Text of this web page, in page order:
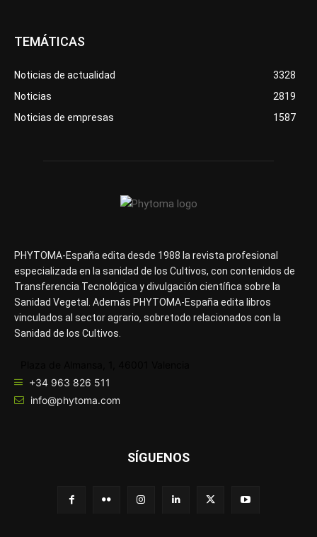
TEMÁTICAS
Noticias de actualidad
3328
Noticias
2819
Noticias de empresas
1587
PHYTOMA-España edita desde 1988 la revista profesional
especializada en la sanidad de los Cultivos, con contenidos de
Transferencia Tecnológica y divulgación científica sobre la
Sanidad Vegetal. Además PHYTOMA-España edita libros
vinculados al sector agrario, sobretodo relacionados con la
Sanidad de los Cultivos.
+34 963 826 511
info@phytoma.com
SÍGUENOS